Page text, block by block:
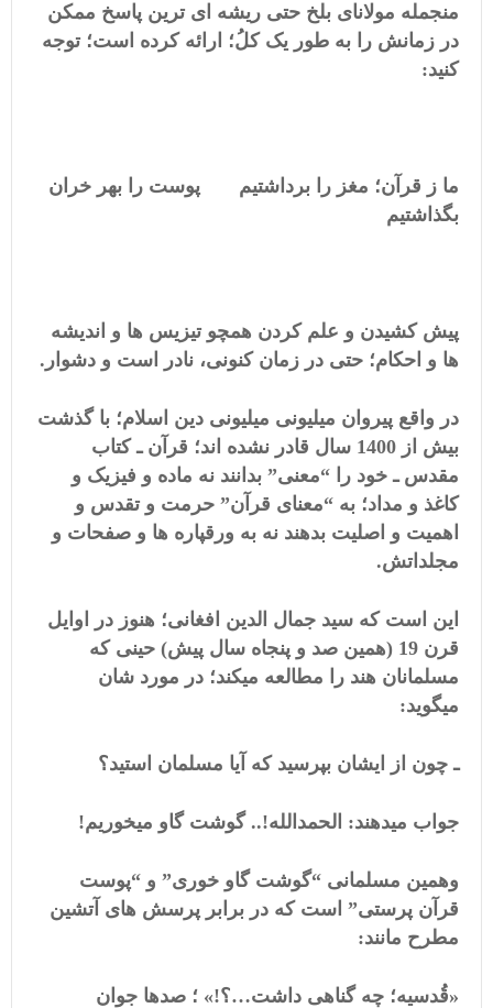
منجمله مولانای بلخ حتی ریشه ای ترین پاسخ ممکن
در زمانش را به طور یک کلُ؛ ارائه کرده است؛ توجه
کنید:
ما ز قرآن؛ مغز را برداشتیم پوست را بهر خران
بگذاشتیم
پیش کشیدن و علم کردن همچو تیزیس ها و اندیشه
ها و احکام؛ حتی در زمان کنونی، نادر است و دشوار.
در واقع پیروان میلیونی میلیونی دین اسلام؛ با گذشت
بیش از 1400 سال قادر نشده اند؛ قرآن ـ کتاب
مقدس ـ خود را “معنی” بدانند نه ماده و فیزیک و
کاغذ و مداد؛ به “معنای قرآن” حرمت و تقدس و
اهمیت و اصلیت بدهند نه به ورقپاره ها و صفحات و
مجلداتش.
این است که سید جمال الدین افغانی؛ هنوز در اوایل
قرن 19 (همین صد و پنجاه سال پیش) حینی که
مسلمانان هند را مطالعه میکند؛ در مورد شان
میگوید:
ـ چون از ایشان بپرسید که آیا مسلمان استید؟
جواب میدهند: الحمدالله!.. گوشت گاو میخوریم!
وهمین مسلمانی “گوشت گاو خوری” و “پوست
قرآن پرستی” است که در برابر پرسش های آتشین
مطرح مانند:
«قُدسیه؛ چه گناهی داشت…؟!» ؛ صدها جوان